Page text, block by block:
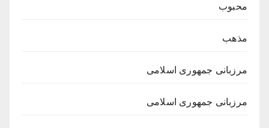
محبوب
مذهب
مرزبانی جمهوری اسلامی
مرزبانی جمهوری اسلامی